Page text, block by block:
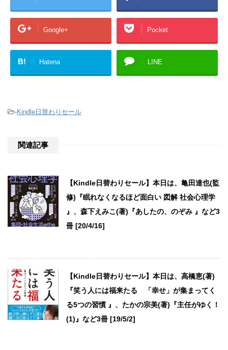
Google+ Pocket
B! Hatena LINE
-Kindle日替わりセール
関連記事
【Kindle日替わりセール】本日は、亀田達也(監
修)『眠れなくなるほど面白い 図解 社会心理学
』、森下えみこ(著)『あしたの、のぞみ 』など3
冊 [20/4/16]
【Kindle日替わりセール】本日は、高橋恵(著)
『笑う人には福来たる 「幸せ」が集まってく
る5つの習慣 』、たかの宗美(著)『主任がゆく！
(1)』など3冊 [19/5/2]